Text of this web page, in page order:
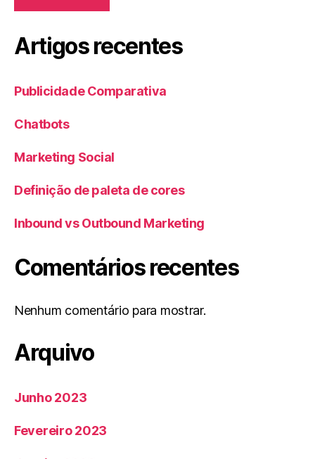
Artigos recentes
Publicidade Comparativa
Chatbots
Marketing Social
Definição de paleta de cores
Inbound vs Outbound Marketing
Comentários recentes
Nenhum comentário para mostrar.
Arquivo
Junho 2023
Fevereiro 2023